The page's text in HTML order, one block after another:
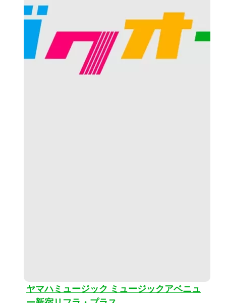
ヤマハミュージック ミュージックアベニュ